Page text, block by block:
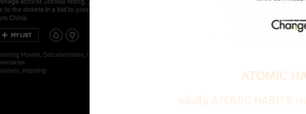
ATOMIC
หนังสือ ATOMIC HABITS เ